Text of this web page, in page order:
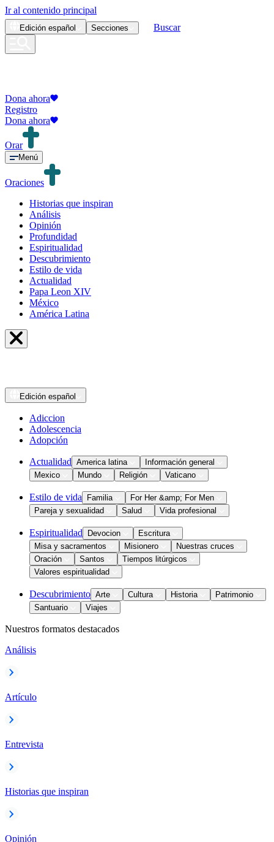
Ir al contenido principal
Edición español Secciones Buscar
Dona ahora
Registro
Dona ahora
Orar
Menú
Oraciones
Historias que inspiran
Análisis
Opinión
Profundidad
Espiritualidad
Descubrimiento
Estilo de vida
Actualidad
Papa Leon XIV
México
América Latina
Edición español
Adiccion
Adolescencia
Adopción
Actualidad America latina
Información general
Mexico
Mundo Religión Vaticano
Estilo de vida Familia
For Her &amp; For Men
Pareja y sexualidad
Salud Vida profesional
Espiritualidad Devocion
Escritura
Misa y sacramentos
Misionero
Nuestras cruces
Oración
Santos
Tiempos litúrgicos
Valores espiritualidad
Descubrimiento Arte Cultura Historia
Patrimonio
Santuario
Viajes
Nuestros formatos destacados
Análisis
Artículo
Entrevista
Historias que inspiran
Opinión